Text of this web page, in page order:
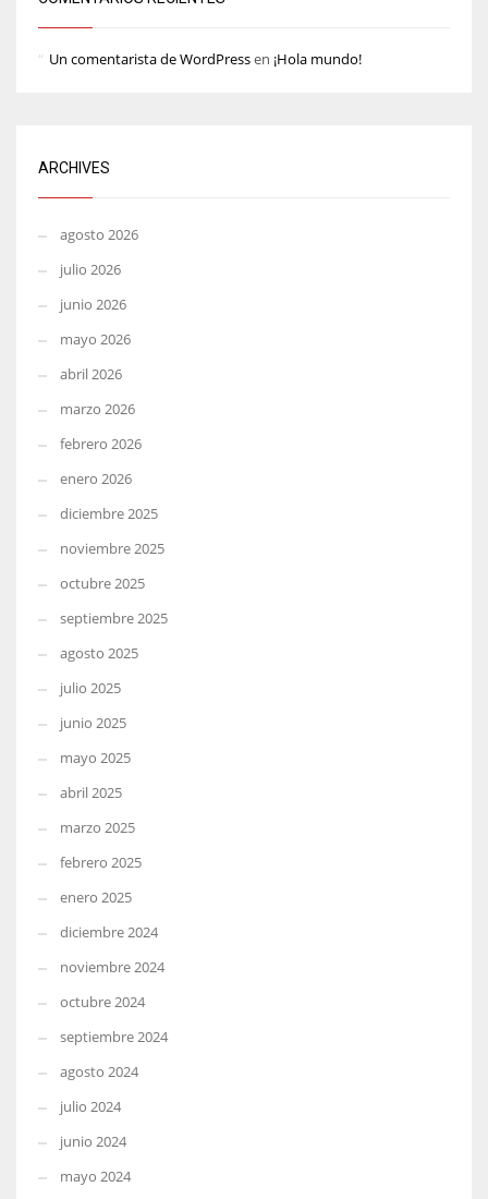
Un comentarista de WordPressen ¡Hola mundo!
ARCHIVES
agosto 2026
julio 2026
junio 2026
mayo 2026
abril 2026
marzo 2026
febrero 2026
enero 2026
diciembre 2025
noviembre 2025
octubre 2025
septiembre 2025
agosto 2025
julio 2025
junio 2025
mayo 2025
abril 2025
marzo 2025
febrero 2025
enero 2025
diciembre 2024
noviembre 2024
octubre 2024
septiembre 2024
agosto 2024
julio 2024
junio 2024
mayo 2024